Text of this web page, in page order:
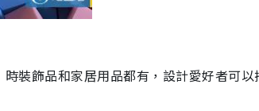
時裝飾品和家居用品都有，設計愛好者可以